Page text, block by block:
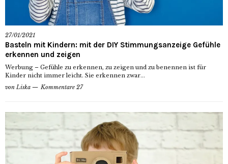
27/01/2021
Basteln mit Kindern: mit der DIY Stimmungsanzeige Gefühle
erkennen und zeigen
Werbung – Gefühle zu erkennen, zu zeigen und zu benennen ist für
Kinder nicht immer leicht. Sie erkennen zwar...
von Liska Kommentare 27